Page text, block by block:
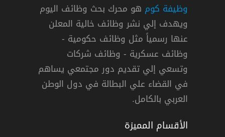
في بوبا العربية للتأمين التعاوني
التعاوني
دوام كامل
وظيفة كوم هو محرك بحث وظائف اليوم
ويهدف إلي نشر وظائف خالية المعلن
عنها رسمياً مثل وظائف حكومية -
وظائف عسكرية - وظائف شركات
وتسعي إلي تقديم دور مجتمعي يساهم
في القضاء علي البطالة في دول الوطن
العربي بالكامل.
الأقسام المميزة